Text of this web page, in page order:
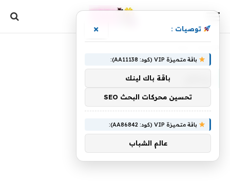
توصيات : ×
باقة متميزة VIP (كود: AA11138):
باقة باك لينك
تحسين محركات البحث SEO
باقة متميزة VIP (كود: AA86842):
عالم الشباب